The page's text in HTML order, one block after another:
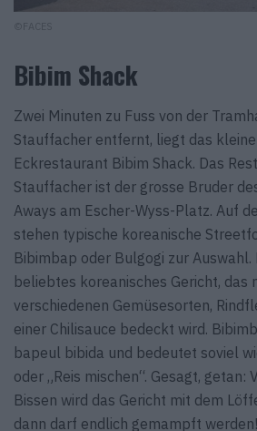
©FACES
Bibim Shack
Zwei Minuten zu Fuss von der
Stauffacher entfernt, liegt das
Eckrestaurant Bibim Shack. Das
Stauffacher ist der grosse Bruder
Aways am Escher-Wyss-Platz. Auf
stehen typische koreanische
Bibimbap oder Bulgogi zur
beliebtes koreanisches Gericht, das
verschiedenen Gemüsesorten,
einer Chilisauce bedeckt wird.
bapeul bibida und bedeutet soviel
oder „Reis mischen“. Gesagt, getan:
Bissen wird das Gericht mit dem
dann darf endlich gemampft werden!